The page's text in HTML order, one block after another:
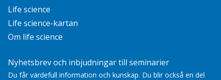
Life science
Life science-kartan
Om life science
Nyhetsbrev och inbjudningar till seminarier
Du får värdefull information och kunskap. Du blir också en del